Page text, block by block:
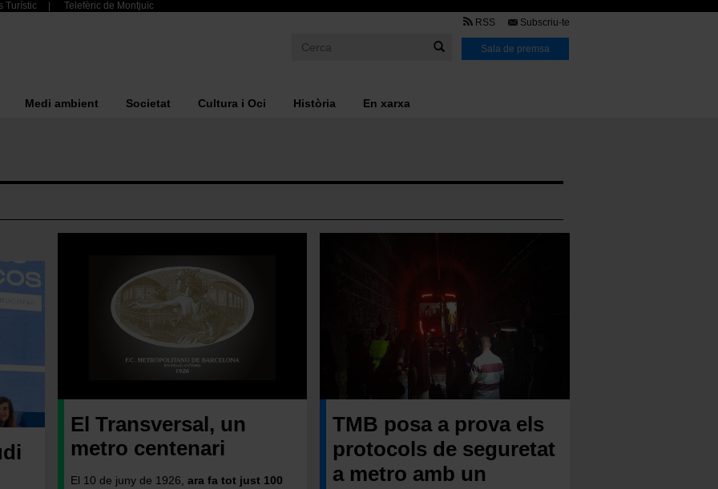
Turístic Telefèric de Montjuïc
TMB
Link
RSS Subscriu-te
Sala de premsa
Medi ambient Societat Cultura i Oci Història En xarxa
El Transversal, un
metro centenari
El 10 de juny de 1926, ara fa tot just 100
TMB posa a prova els
protocols de seguretat
a metro amb un